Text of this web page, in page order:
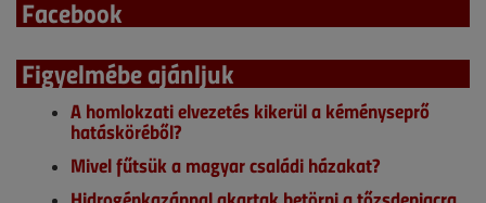
Facebook
Figyelmébe ajánljuk
A homlokzati elvezetés kikerül a kéményseprő
hatásköréből?
Mivel fűtsük a magyar családi házakat?